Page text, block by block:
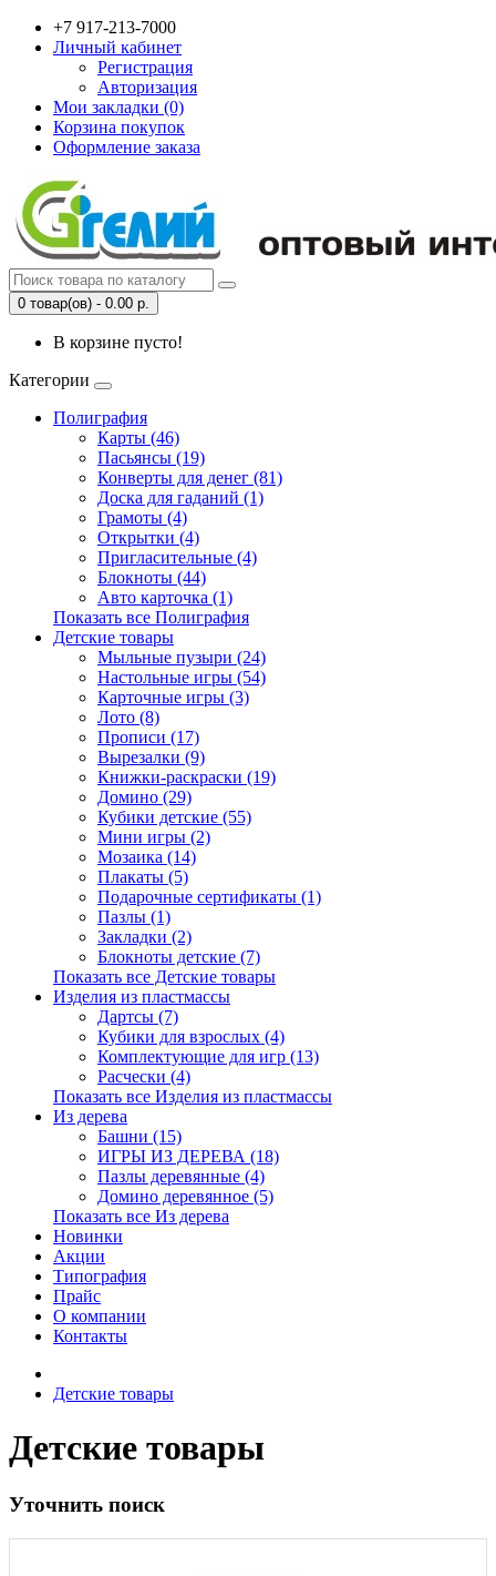
+7 917-213-7000
Личный кабинет
Регистрация
Авторизация
Мои закладки (0)
Корзина покупок
Оформление заказа
0 товар(ов) - 0.00 р.
В корзине пусто!
Категории
Полиграфия
Карты (46)
Пасьянсы (19)
Конверты для денег (81)
Доска для гаданий (1)
Грамоты (4)
Открытки (4)
Пригласительные (4)
Блокноты (44)
Авто карточка (1)
Показать все Полиграфия
Детские товары
Мыльные пузыри (24)
Настольные игры (54)
Карточные игры (3)
Лото (8)
Прописи (17)
Вырезалки (9)
Книжки-раскраски (19)
Домино (29)
Кубики детские (55)
Мини игры (2)
Мозаика (14)
Плакаты (5)
Подарочные сертификаты (1)
Пазлы (1)
Закладки (2)
Блокноты детские (7)
Показать все Детские товары
Изделия из пластмассы
Дартсы (7)
Кубики для взрослых (4)
Комплектующие для игр (13)
Расчески (4)
Показать все Изделия из пластмассы
Из дерева
Башни (15)
ИГРЫ ИЗ ДЕРЕВА (18)
Пазлы деревянные (4)
Домино деревянное (5)
Показать все Из дерева
Новинки
Акции
Типография
Прайс
О компании
Контакты
Детские товары
Детские товары
Уточнить поиск